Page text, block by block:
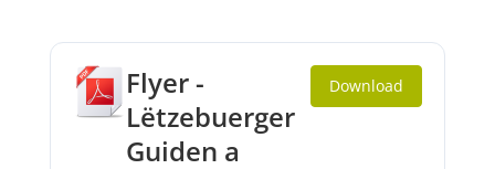
Flyer -
Lëtzebuerger
Guiden a
Download